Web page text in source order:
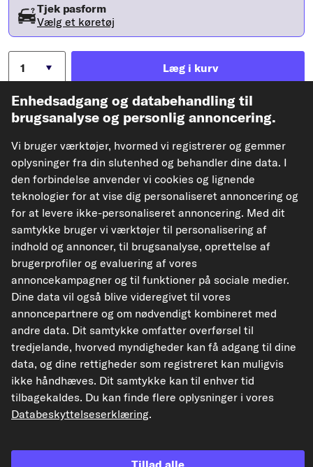
Tjek pasform
Vælg et køretøj
Læg i kurv
Tilføj til ønsker
Til detaljesiden
Artikel-Egenskaber
Tandantal
23
Navprofil
21,8x24,2-23N
Vigtig faktor
240D
Diameter [mm]
240
Koblingstype
stiv koblingsskive
med organiske
belægninger
Passende køretøjstyper
STATIM Koblingsskive
Varenr. 16.005
153,15 kr.
Enhedsadgang og databehandling til
brugsanalyse og personlig annoncering.
Vi bruger værktøjer, hvormed vi registrerer og gemmer
oplysninger fra din slutenhed og behandler dine data. I
den forbindelse anvender vi cookies og lignende
teknologier for at vise dig personaliseret annoncering og
for at levere ikke-personaliseret annoncering. Med dit
samtykke bruger vi værktøjer til personalisering af
indhold og annoncer, til brugsanalyse, oprettelse af
brugerprofiler og evaluering af vores
annoncekampagner og til funktioner på sociale medier.
Dine data vil også blive videregivet til vores
annoncepartnere og om nødvendigt kombineret med
andre data. Dit samtykke omfatter overførsel til
tredjelande, hvorved myndigheder kan få adgang til dine
data, og dine rettigheder som registreret kan muligvis
ikke håndhæves. Dit samtykke kan til enhver tid
tilbagekaldes. Du kan finde flere oplysninger i vores
Databeskyttelseserklæring.
Tillad alle